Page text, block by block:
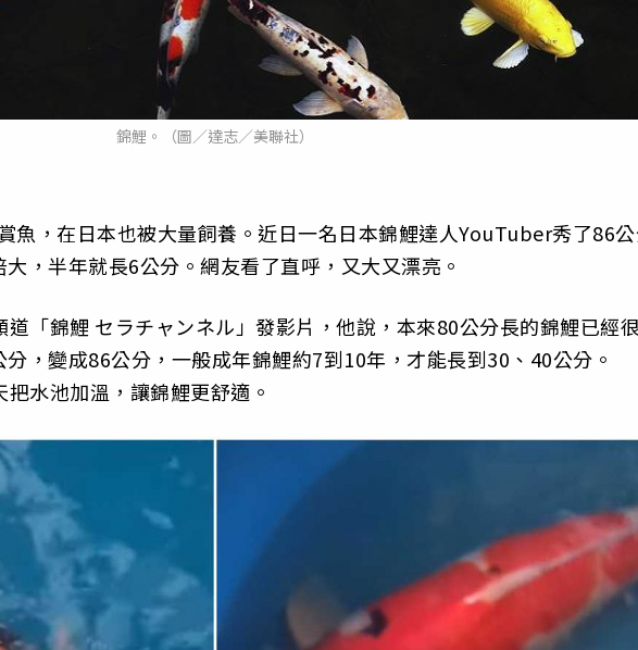
錦鯉。（圖／達志／美聯社）
魚，在日本也被大量飼養。近日一名日本錦鯉達人YouTuber秀了86
，半年就長6公分。網友看了直呼，又大又漂亮。
「錦鯉 セラチャンネル」發影片，他說，本來80公分長的錦鯉已經
，變成86公分，一般成年錦鯉約7到10年，才能長到30、40公分。
水池加溫，讓錦鯉更舒適。